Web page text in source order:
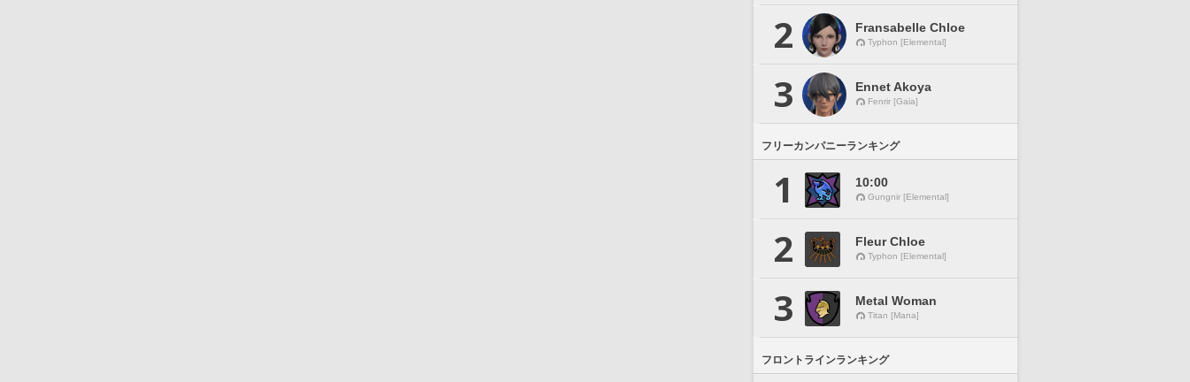
2 Fransabelle Chloe
Typhon [Elemental]
3 Ennet Akoya
Fenrir [Gaia]
フリーカンパニーランキング
1 10:00
Gungnir [Elemental]
2 Fleur Chloe
Typhon [Elemental]
3 Metal Woman
Titan [Mana]
フロントラインランキング